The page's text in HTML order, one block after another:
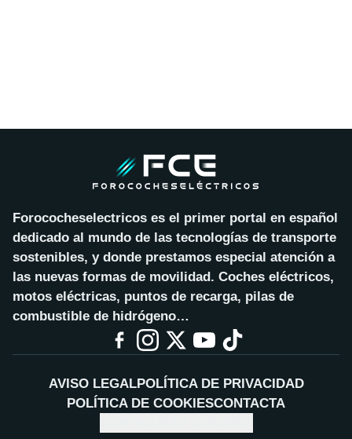
Forococheselectricos es el primer portal en español
dedicado al mundo de las tecnologías de transporte
sostenibles, y donde prestamos especial atención a
las nuevas formas de movilidad. Coches eléctricos,
motos eléctricas, puntos de recarga, pilas de
combustible de hidrógeno…
AVISO LEGALPOLÍTICA DE PRIVACIDAD
POLÍTICA DE COOKIESCONTACTA